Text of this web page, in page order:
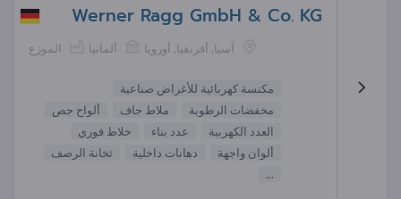
Werner Ragg GmbH & Co. KG
الموزع ألمانيا آسيا, أفريقيا, أوروبا
مكنسة كهربائية للأغراض صناعية
مخفضات الرطوبة
ملاط جاف
ألواح جص
العدد الكهربية
عدد بناء
خلاط فوري
ألوان واجهة
دهانات داخلية
ثخانة الرصف
...